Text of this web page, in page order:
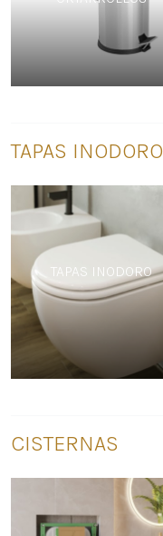
TAPAS INODORO
TAPAS INODORO
CISTERNAS